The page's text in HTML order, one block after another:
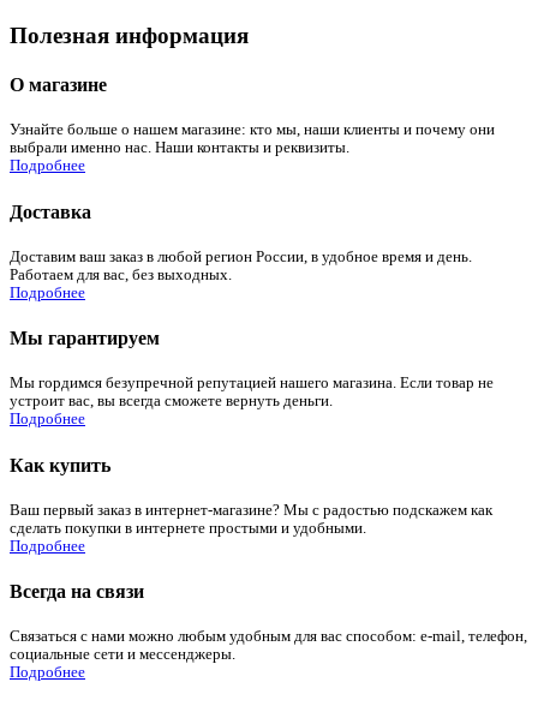
Полезная информация
О магазине
Узнайте больше о нашем магазине: кто мы, наши клиенты и почему они
выбрали именно нас. Наши контакты и реквизиты.
Подробнее
Доставка
Доставим ваш заказ в любой регион России, в удобное время и день.
Работаем для вас, без выходных.
Подробнее
Мы гарантируем
Мы гордимся безупречной репутацией нашего магазина. Если товар не
устроит вас, вы всегда сможете вернуть деньги.
Подробнее
Как купить
Ваш первый заказ в интернет-магазине? Мы с радостью подскажем как
сделать покупки в интернете простыми и удобными.
Подробнее
Всегда на связи
Связаться с нами можно любым удобным для вас способом: e-mail, телефон,
социальные сети и мессенджеры.
Подробнее